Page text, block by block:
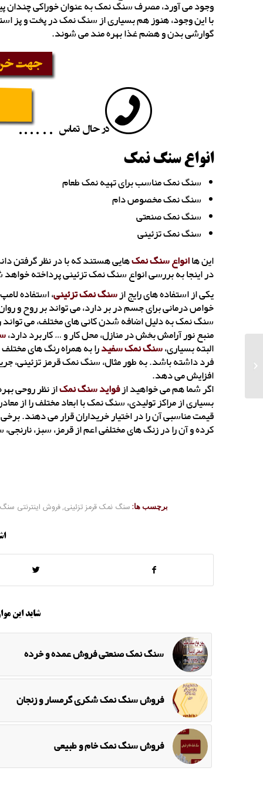
وجود می آورد، مصرف سنگ نمک به عنوان خوراکی چندان
با این وجود، هنوز هم بسیاری از سنگ نمک در پخت و پز
گوارشی بدن و هضم غذا بهره مند می شوند.
انواع سنگ نمک
سنگ نمک مناسب برای تهیه نمک طعام
سنگ نمک مخصوص دام
سنگ نمک صنعتی
سنگ نمک تزئینی
این هاانواع سنگ نمکهایی هستند که با در نظر گرفتن
در اینجا به بررسی انواع سنگ نمک تزئینی پرداخته
یکی از استفاده های رایج ازسنگ نمک تزئینی، استفاده
خواص درمانی برای جسم در بر دارد، می تواند بر روح و
سنگ نمک به دلیل اضافه شدن کانی های مختلف، می تواند
منبع نور آرامش بخش در منازل، محل کار و … کاربرد دارد،
البته بسیاری،سنگ نمک سفیدرا به همراه رنگ های
فرد داشته باشد. به طور مثال، سنگ نمک قرمز تزئینی،
افزایش می دهد.
اگر شما هم می خواهید ازفواید سنگ نمکاز نظر روحی
بسیاری از مراکز تولیدی، سنگ نمک با ابعاد مختلف را از
قیمت مناسبی آن را در اختیار خریداران قرار می دهند. برخی
کرده و آن را در زنگ های مختلفی اعم از قرمز، سبز،
برچسب ها: سنگ نمک قرمز تزئینی, فروش اینترنتی
شاید این
سنگ نمک صنعتی فروش عمده و خرده
فروش سنگ نمک شکری گرمسار و زنجان
فروش سنگ نمک خام و طبیعی
سفارش انواع سنگ
نمک صنعتی